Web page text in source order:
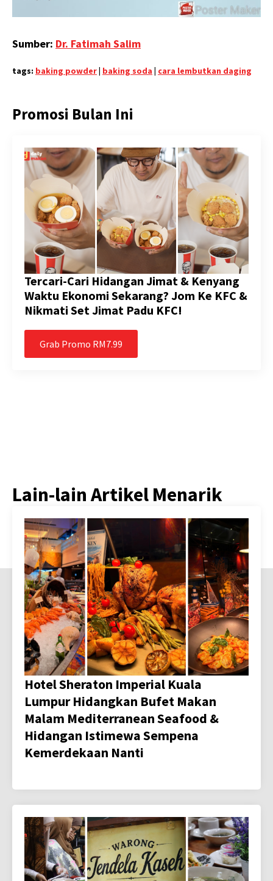
Sumber: Dr. Fatimah Salim
tags: baking powder| baking soda | cara lembutkan daging
Promosi Bulan Ini
Tercari-Cari Hidangan Jimat & Kenyang
Waktu Ekonomi Sekarang? Jom Ke KFC &
Nikmati Set Jimat Padu KFC!
Grab Promo RM7.99
Lain-lain Artikel Menarik
Hotel Sheraton Imperial Kuala
Lumpur Hidangkan Bufet Makan
Malam Mediterranean Seafood &
Hidangan Istimewa Sempena
Kemerdekaan Nanti